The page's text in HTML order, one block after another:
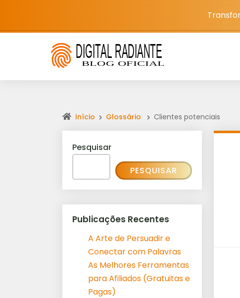
Início Glossário Clientes potenciais
Pesquisar
PESQUISAR
Publicações Recentes
A Arte de Persuadir e
Conectar com Palavras
As Melhores Ferramentas
para Afiliados (Gratuitas e
Pagas)